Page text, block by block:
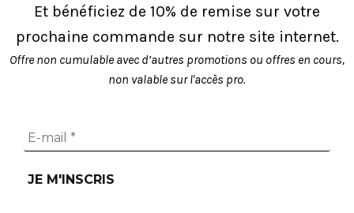
Et bénéficiez de 10% de remise sur votre
prochaine commande sur notre site internet.
Offre non cumulable avec d’autres promotions ou offres en cours,
non valable sur l'accès pro.